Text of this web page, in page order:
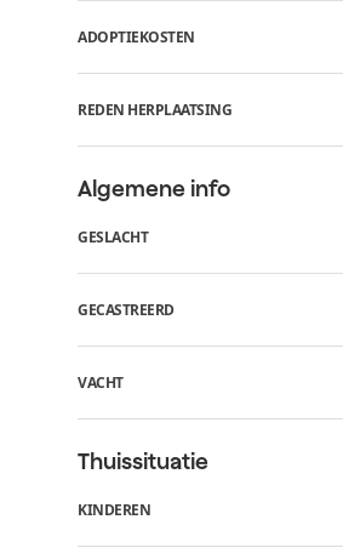
ADOPTIEKOSTEN
REDEN HERPLAATSING
Algemene info
GESLACHT
GECASTREERD
VACHT
Thuissituatie
KINDEREN